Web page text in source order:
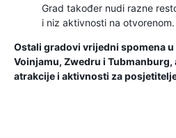
Grad također nudi razne
i niz aktivnosti na otvorenom.
Ostali gradovi vrijedni spomena
Voinjamu, Zwedru i Tubmanburg,
atrakcije i aktivnosti za